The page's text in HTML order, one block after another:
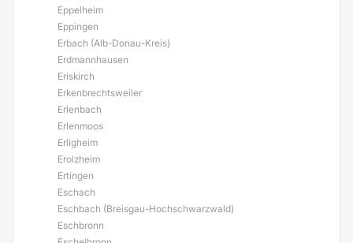
Eppelheim
Eppingen
Erbach (Alb-Donau-Kreis)
Erdmannhausen
Eriskirch
Erkenbrechtsweiler
Erlenbach
Erlenmoos
Erligheim
Erolzheim
Ertingen
Eschach
Eschbach (Breisgau-Hochschwarzwald)
Eschbronn